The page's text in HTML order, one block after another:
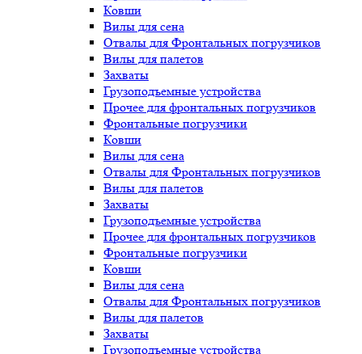
Ковши
Вилы для сена
Отвалы для Фронтальных погрузчиков
Вилы для палетов
Захваты
Грузоподъемные устройства
Прочее для фронтальных погрузчиков
Фронтальные погрузчики
Ковши
Вилы для сена
Отвалы для Фронтальных погрузчиков
Вилы для палетов
Захваты
Грузоподъемные устройства
Прочее для фронтальных погрузчиков
Фронтальные погрузчики
Ковши
Вилы для сена
Отвалы для Фронтальных погрузчиков
Вилы для палетов
Захваты
Грузоподъемные устройства